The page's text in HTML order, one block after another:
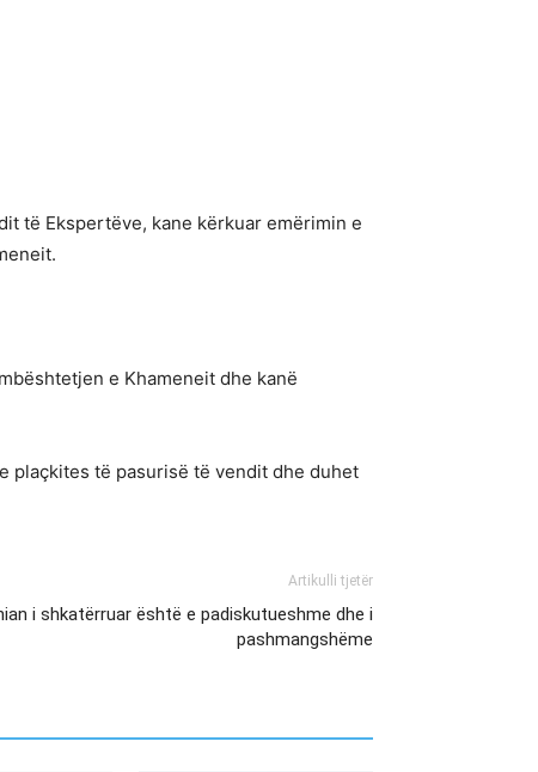
të Ekspertëve, kane kërkuar emërimin e
e Khameneit dhe kanë
plaçkites të pasurisë të vendit dhe duhet
Artikulli tjetër
i shkatërruar është e padiskutueshme dhe i
pashmangshëme